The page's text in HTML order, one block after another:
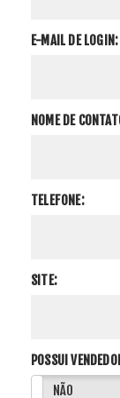
E-MAIL DE LOGIN:
NOME DE
TELEFONE:
SITE:
POSSUI
NÃO